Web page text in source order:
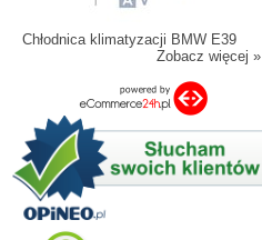
Chłodnica klimatyzacji BMW E39
Zobacz więcej »